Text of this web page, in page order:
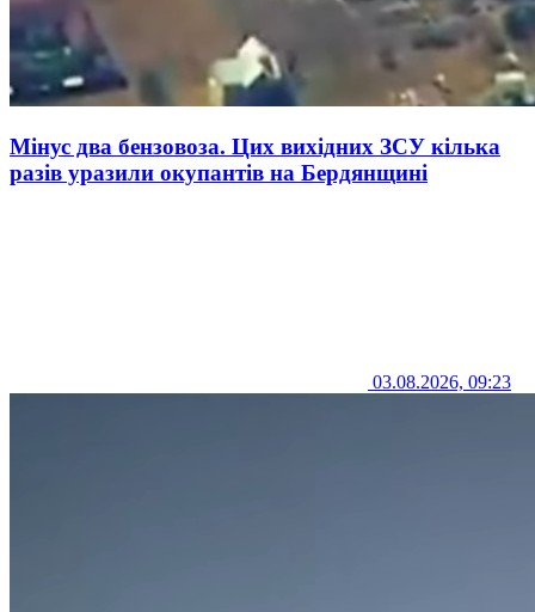
Мінус два бензовоза. Цих вихідних ЗСУ кілька
разів уразили окупантів на Бердянщині
03.08.2026, 09:23